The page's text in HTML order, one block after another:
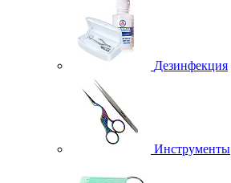
Дезинфекция
Инструменты